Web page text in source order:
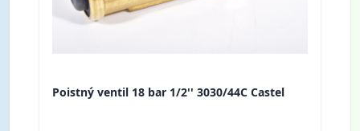
Poistný ventil 18 bar 1/2'' 3030/44C Castel